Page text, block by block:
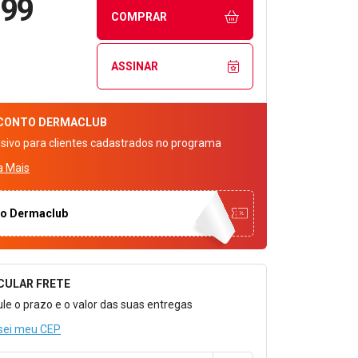
COMPRAR
ASSINAR
DERMACLUB
para clientes cadastrados no programa
Mais
Dermaclub
para Calcular o Frete
FRETE
o prazo e o valor das suas entregas
meu CEP